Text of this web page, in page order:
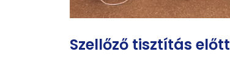
Szellőző tisztítás előtt